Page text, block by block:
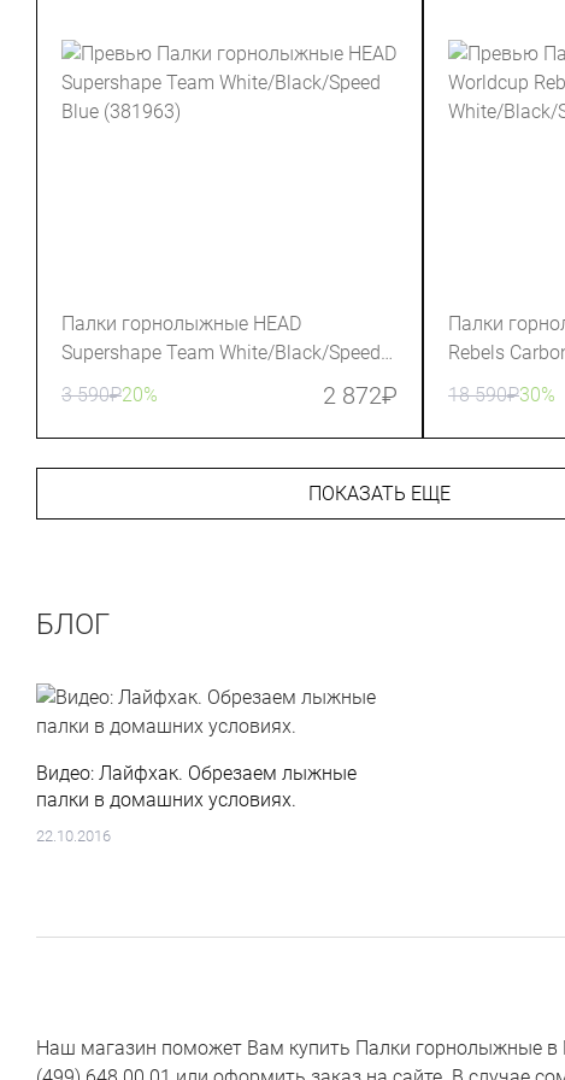
Палки горнолыжные HEAD
Supershape Team White/Black/Speed
Blue (381963)
3 590₽20% 2 872₽
Палки
Rebels
(381204)
18 590₽30%
ПОКАЗАТЬ ЕЩЕ
БЛОГ
Видео: Лайфхак. Обрезаем лыжные
палки в домашних условиях.
22.10.2016
Наш магазин поможет Вам купить Палки горнолыжные в